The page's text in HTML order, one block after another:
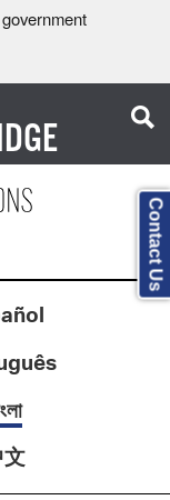
文
Contact Us